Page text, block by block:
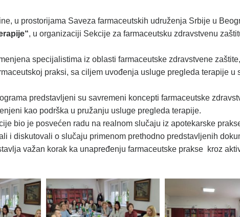
u prostorijama Saveza farmaceutskih udruženja Srbije u
, u organizaciji Sekcije za farmaceutsku zdravstvenu
specijalistima iz oblasti farmaceutske zdravstvene
praksi, sa ciljem uvođenja usluge pregleda terapije u
predstavljeni su savremeni koncepti farmaceutske
kao podrška u pružanju usluge pregleda terapije.
bio je posvećen radu na realnom slučaju iz apotekarske
i diskutovali o slučaju primenom prethodno predstavljenih
važan korak ka unapređenju farmaceutske prakse kroz